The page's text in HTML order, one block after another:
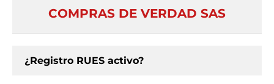
COMPRAS DE VERDAD SAS
¿Registro RUES activo?